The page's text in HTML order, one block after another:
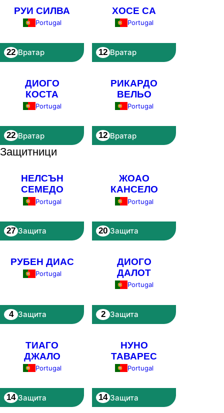
РУИ СИЛВА
Portugal
22 Вратар
ХОСЕ СА
Portugal
12 Вратар
ДИОГО
КОСТА
Portugal
22 Вратар
РИКАРДО
ВЕЛЬО
Portugal
12 Вратар
Защитници
НЕЛСЪН
СЕМЕДО
Portugal
27 Защита
ЖОАО
КАНСЕЛО
Portugal
20 Защита
РУБЕН ДИАС
Portugal
4 Защита
ДИОГО
ДАЛОТ
Portugal
2 Защита
ТИАГО
ДЖАЛО
Portugal
14 Защита
НУНО
ТАВАРЕС
Portugal
14 Защита